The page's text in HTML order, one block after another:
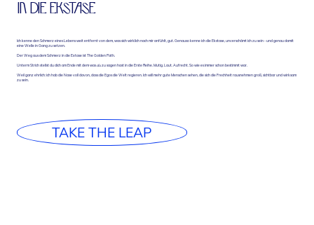
IN DIE EKSTASE
Ich kenne den Schmerz eines Lebens weit entfernt von dem, was sich wirklich nach mir anfühlt, gut. Genauso kenne ich die Ekstase, unverschämt ich zu sein - und genau damit
eine Welle in Gang zu setzen.
Der Weg aus dem Schmerz in die Extase ist The Golden Path.
Unterm Strich stellst du dich am Ende mit dem wasduzu sagen hast in die Erste Reihe. Mutig. Laut. Aufrecht. So wie es immer schon bestimmt war.
Weil ganz ehrlich: ich hab die Nase voll davon, dass die Egos die Welt regieren. Ich will mehr gute Menschen sehen, die sich die Frechheit rausnehmen groß, sichtbar und wirksam
zu sein.
TAKE THE LEAP